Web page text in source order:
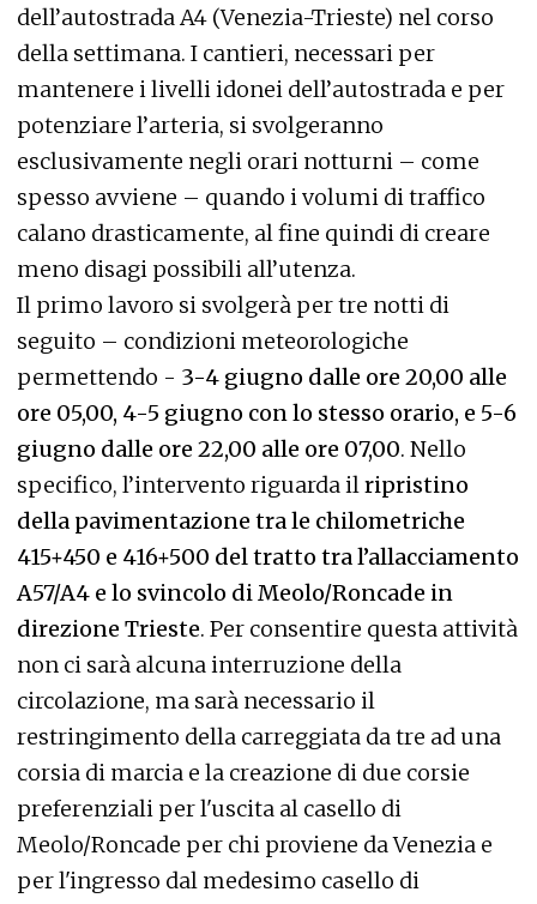
dell’autostrada A4 (Venezia-Trieste) nel corso
della settimana. I cantieri, necessari per
mantenere i livelli idonei dell’autostrada e per
potenziare l’arteria, si svolgeranno
esclusivamente negli orari notturni – come
spesso avviene – quando i volumi di traffico
calano drasticamente, al fine quindi di creare
meno disagi possibili all’utenza.
Il primo lavoro si svolgerà per tre notti di
seguito – condizioni meteorologiche
permettendo - 3-4 giugno dalle ore 20,00 alle
ore 05,00, 4-5 giugno con lo stesso orario, e 5-6
giugno dalle ore 22,00 alle ore 07,00. Nello
specifico, l’intervento riguarda ilripristino
della pavimentazione tra le chilometriche
415+450 e 416+500 del tratto tra l’allacciamento
A57/A4 e lo svincolo di Meolo/Roncade in
direzione Trieste. Per consentire questa attività
non ci sarà alcuna interruzione della
circolazione, ma sarà necessario il
restringimento della carreggiata da tre ad una
corsia di marcia e la creazione di due corsie
preferenziali per l'uscita al casello di
Meolo/Roncade per chi proviene da Venezia e
per l'ingresso dal medesimo casello di